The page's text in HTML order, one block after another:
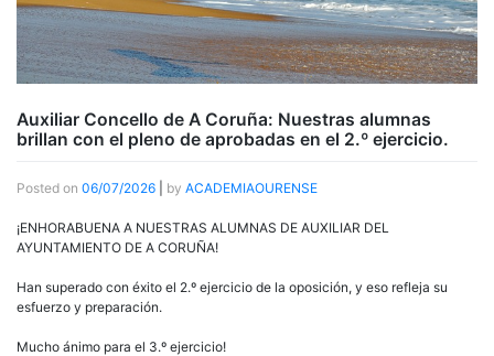
Auxiliar Concello de A Coruña: Nuestras alumnas
brillan con el pleno de aprobadas en el 2.º ejercicio.
Posted on 06/07/2026 by ACADEMIAOURENSE
¡ENHORABUENA A NUESTRAS ALUMNAS DE AUXILIAR DEL
AYUNTAMIENTO DE A CORUÑA!
Han superado con éxito el 2.º ejercicio de la oposición, y eso refleja su
esfuerzo y preparación.
Mucho ánimo para el 3.º ejercicio!